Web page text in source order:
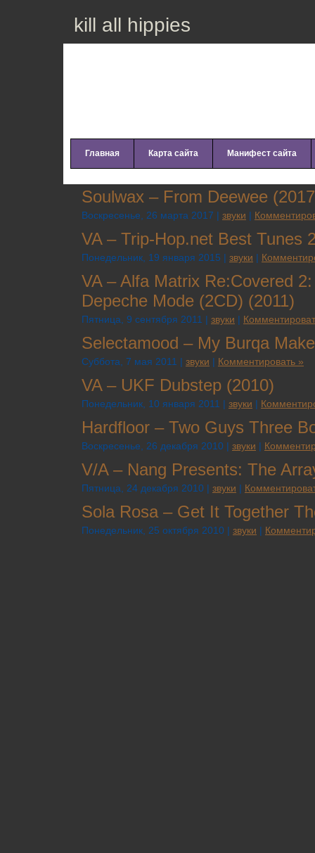
kill all hippies
Главная Карта сайта Манифест сайта
Sоulwах – Frоm Dееwее
Воскресенье, 26 марта 2017 | звуки |
VA – Trip​-​Hop​.​net Best Tunes
Понедельник, 19 января 2015 | звуки |
VA – Alfa Matrix Re:Covered
Depeche Mode (2CD) (2011)
Пятница, 9 сентября 2011 | звуки |
Selectamood – My Burqa
Суббота, 7 мая 2011 | звуки | Комментировать »
VA – UKF Dubstep (2010)
Понедельник, 10 января 2011 | звуки |
Hardfloor – Two Guys Three
Воскресенье, 26 декабря 2010 | звуки |
V/A – Nang Presents: The
Пятница, 24 декабря 2010 | звуки |
Sola Rosa – Get It Together
Понедельник, 25 октября 2010 | звуки |